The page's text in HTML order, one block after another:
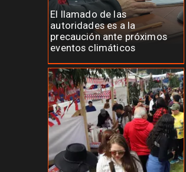
El llamado de las
autoridades es a la
precaución ante próximos
eventos climáticos